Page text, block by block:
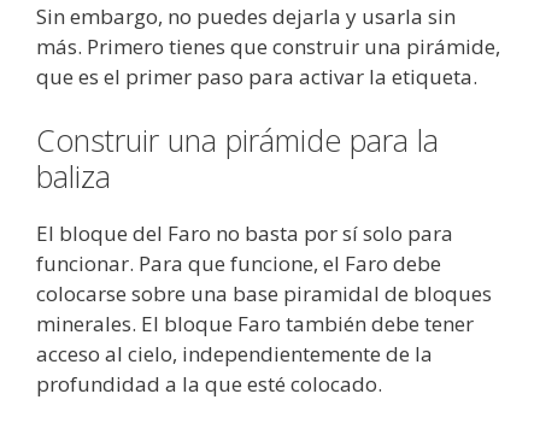
Sin embargo, no puedes dejarla y usarla sin
más. Primero tienes que construir una pirámide,
que es el primer paso para activar la etiqueta.
Construir una pirámide para la
baliza
El bloque del Faro no basta por sí solo para
funcionar. Para que funcione, el Faro debe
colocarse sobre una base piramidal de bloques
minerales. El bloque Faro también debe tener
acceso al cielo, independientemente de la
profundidad a la que esté colocado.